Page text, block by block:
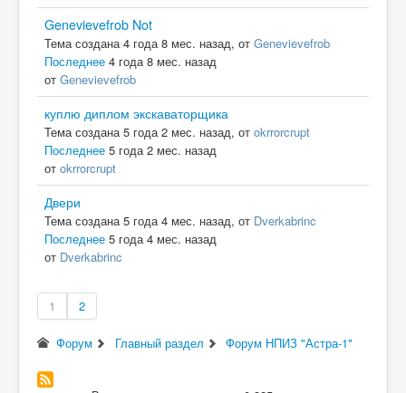
Genevievefrob Not
Тема создана 4 года 8 мес. назад, от Genevievefrob
Последнее 4 года 8 мес. назад
от Genevievefrob
куплю диплом экскаваторщика
Тема создана 5 года 2 мес. назад, от okrrorcrupt
Последнее 5 года 2 мес. назад
от okrrorcrupt
Двери
Тема создана 5 года 4 мес. назад, от Dverkabrinc
Последнее 5 года 4 мес. назад
от Dverkabrinc
1 2
Форум Главный раздел Форум НПИЗ "Астра-1"